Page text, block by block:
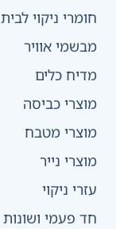
חומרי ניקוי לבית
מבשמי אוויר
מדיח כלים
מוצרי כביסה
מוצרי מטבח
מוצרי נייר
עזרי ניקוי
חד פעמי ושונות